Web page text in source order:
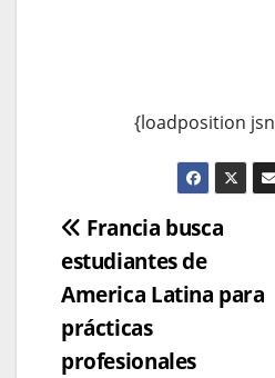
{loadposition
Navegación
de
entradas
Francia busca
estudiantes de
America Latina para
prácticas
profesionales